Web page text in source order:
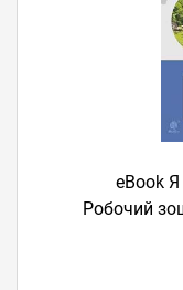
eBook Я
Робочий